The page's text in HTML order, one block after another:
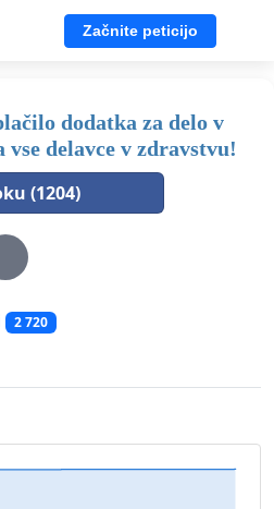
Začnite peticijo
dodatka za delo v
delavce v zdravstvu!
(1204)
2 720